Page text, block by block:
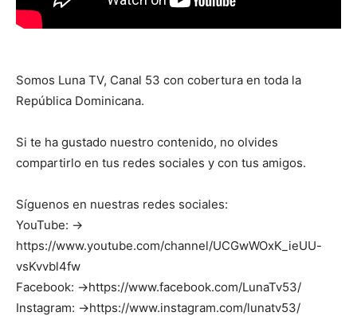
Somos Luna TV, Canal 53 con cobertura en toda la
República Dominicana.
Si te ha gustado nuestro contenido, no olvides
compartirlo en tus redes sociales y con tus amigos.
Síguenos en nuestras redes sociales:
YouTube: →
https://www.youtube.com/channel/UCGwWOxK_ieUU-
vsKvvbl4fw
Facebook: →https://www.facebook.com/LunaTv53/
Instagram: →https://www.instagram.com/lunatv53/